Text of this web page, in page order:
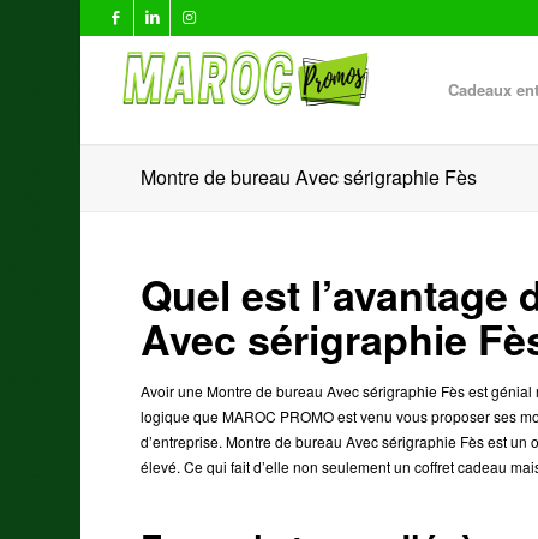
Cadeaux
Montre de bureau Avec sérigraphie Fès
Quel est l’avantage
Avec sérigraphie
Avoir une Montre de bureau Avec sérigraphie Fès est
logique que MAROC PROMO est venu vous proposer ses
d’entreprise. Montre de bureau Avec sérigraphie Fès est
élevé. Ce qui fait d’elle non seulement un coffret cadeau